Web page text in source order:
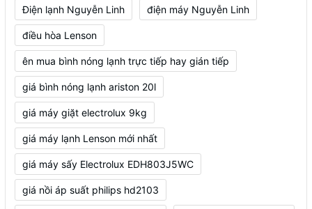
Điện lạnh Nguyễn Linh điện máy Nguyễn Linh
điều hòa Lenson
ên mua bình nóng lạnh trực tiếp hay gián tiếp
giá bình nóng lạnh ariston 20l
giá máy giặt electrolux 9kg
giá máy lạnh Lenson mới nhất
giá máy sấy Electrolux EDH803J5WC
giá nồi áp suất philips hd2103